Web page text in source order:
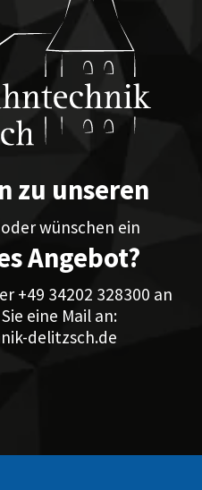
zu unseren
oder wünschen ein
Angebot?
+49 34202 328300 an
eine Mail an:
delitzsch.de